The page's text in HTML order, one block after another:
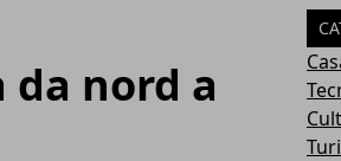
nord a